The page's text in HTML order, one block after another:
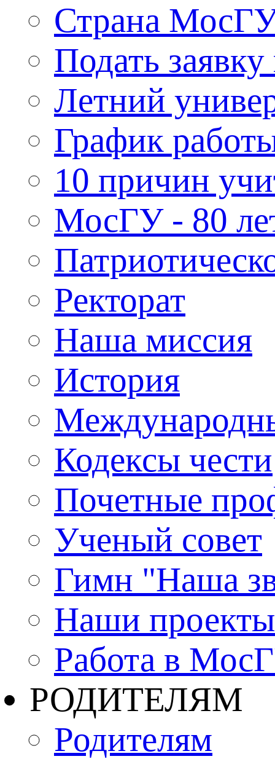
Страна
Подать
Летний
График
10 причин
МосГУ - 80
Ректорат
Наша миссия
История
Кодексы чести
Почетные
Ученый совет
Гимн "Наша
Наши проекты
Работа в
РОДИТЕЛЯМ
Родителям